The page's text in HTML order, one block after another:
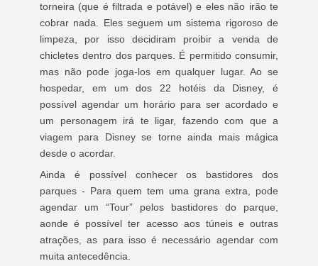
torneira (que é filtrada e potável) e eles não irão te
cobrar nada. Eles seguem um sistema rigoroso de
limpeza, por isso decidiram proibir a venda de
chicletes dentro dos parques. É permitido consumir,
mas não pode joga-los em qualquer lugar. Ao se
hospedar, em um dos 22 hotéis da Disney, é
possível agendar um horário para ser acordado e
um personagem irá te ligar, fazendo com que a
viagem para Disney se torne ainda mais mágica
desde o acordar.
Ainda é possível conhecer os bastidores dos
parques - Para quem tem uma grana extra, pode
agendar um “Tour” pelos bastidores do parque,
aonde é possível ter acesso aos túneis e outras
atrações, as para isso é necessário agendar com
muita antecedência.